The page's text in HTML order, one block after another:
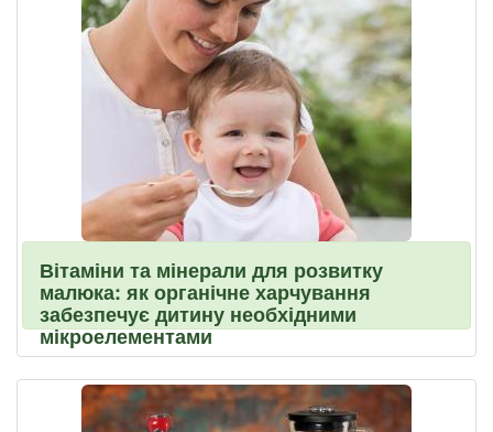
Вітаміни та мінерали для розвитку
малюка: як органічне харчування
забезпечує дитину необхідними
мікроелементами